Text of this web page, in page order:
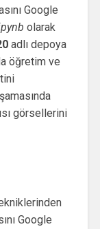
Google
olarak
adlı depoya
öğretim ve
görsellerini
Google